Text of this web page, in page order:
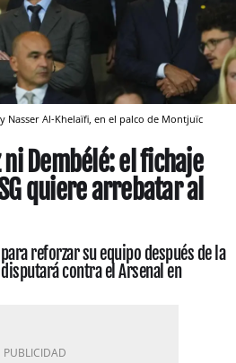
Nasser Al-Khelaïfi, en el palco de Montjuïc
ni Dembélé: el fichaje
quiere arrebatar al
reforzar su equipo después de la
contra el Arsenal en